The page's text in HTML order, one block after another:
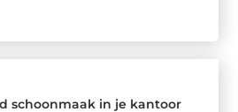
schoonmaak in je kantoor